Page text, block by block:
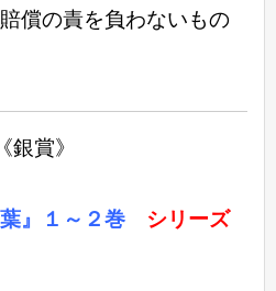
償の責を負わないもの
賞》
葉』１～２巻 シリーズ